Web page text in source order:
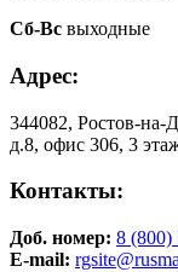
Сб-Вс выходные
Адрес:
344082, Ростов-на-
д.8, офис 306, 3
Контакты:
Доб. номер: 8 (800)
E-mail: